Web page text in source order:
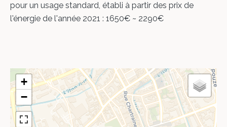
pour un usage standard, établi à partir des prix de
l'énergie de l'année 2021 : 1650€ ~ 2290€
+
−